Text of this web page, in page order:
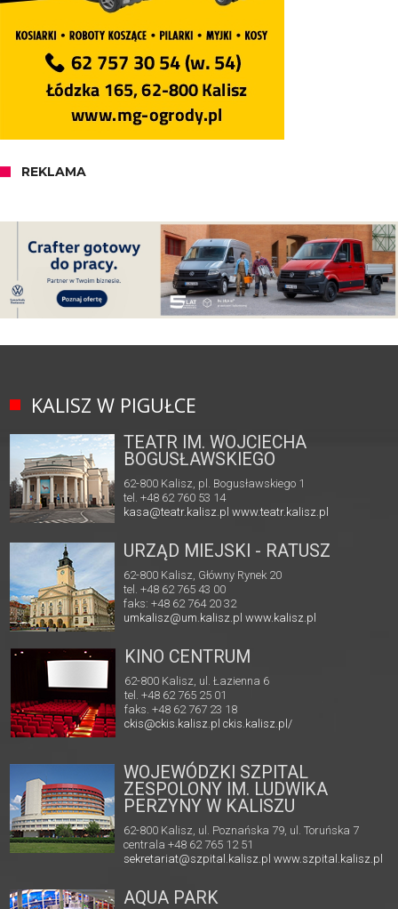
REKLAMA
KALISZ W PIGUŁCE
TEATR IM. WOJCIECHA
BOGUSŁAWSKIEGO
62-800 Kalisz, pl. Bogusławskiego 1
tel. +48 62 760 53 14
kasa@teatr.kalisz.pl www.teatr.kalisz.pl
URZĄD MIEJSKI - RATUSZ
62-800 Kalisz, Główny Rynek 20
tel. +48 62 765 43 00
faks: +48 62 764 20 32
umkalisz@um.kalisz.plwww.kalisz.pl
KINO CENTRUM
62-800 Kalisz, ul. Łazienna 6
tel. +48 62 765 25 01
faks. +48 62 767 23 18
ckis@ckis.kalisz.pl ckis.kalisz.pl/
WOJEWÓDZKI SZPITAL
ZESPOLONY IM. LUDWIKA
PERZYNY W KALISZU
62-800 Kalisz, ul. Poznańska 79, ul. Toruńska 7
centrala +48 62 765 12 51
sekretariat@szpital.kalisz.pl www.szpital.kalisz.pl
AQUA PARK